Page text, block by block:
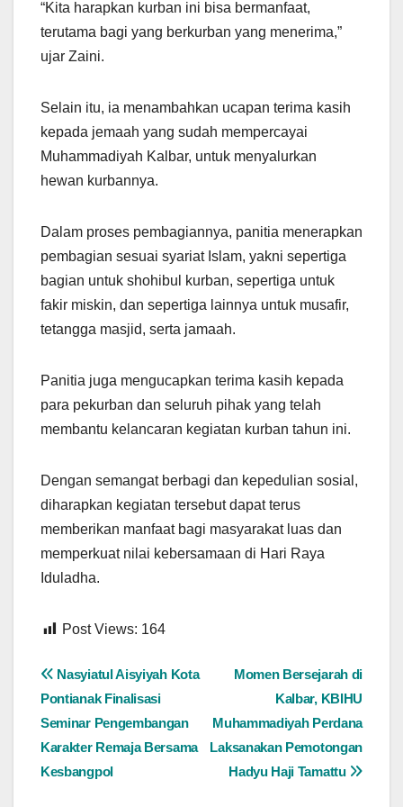
“Kita harapkan kurban ini bisa bermanfaat,
terutama bagi yang berkurban yang menerima,”
ujar Zaini.
Selain itu, ia menambahkan ucapan terima kasih
kepada jemaah yang sudah mempercayai
Muhammadiyah Kalbar, untuk menyalurkan
hewan kurbannya.
Dalam proses pembagiannya, panitia menerapkan
pembagian sesuai syariat Islam, yakni sepertiga
bagian untuk shohibul kurban, sepertiga untuk
fakir miskin, dan sepertiga lainnya untuk musafir,
tetangga masjid, serta jamaah.
Panitia juga mengucapkan terima kasih kepada
para pekurban dan seluruh pihak yang telah
membantu kelancaran kegiatan kurban tahun ini.
Dengan semangat berbagi dan kepedulian sosial,
diharapkan kegiatan tersebut dapat terus
memberikan manfaat bagi masyarakat luas dan
memperkuat nilai kebersamaan di Hari Raya
Iduladha.
Post Views: 164
Navigasi
pos
Momen Bersejarah di
Kalbar, KBIHU
Muhammadiyah Perdana
Laksanakan Pemotongan
Hadyu Haji Tamattu
Nasyiatul Aisyiyah Kota
Pontianak Finalisasi
Seminar Pengembangan
Karakter Remaja Bersama
Kesbangpol